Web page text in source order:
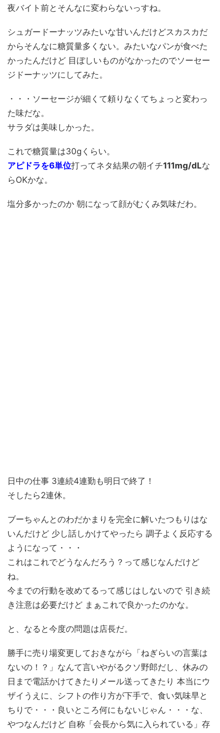
夜バイト前とそんなに変わらないっすね。
シュガードーナッツみたいな甘いんだけどスカスカだ
からそんなに糖質量多くない。みたいなパンが食べた
かったんだけど 目ぼしいものがなかったのでソーセー
ジドーナッツにしてみた。
・・・ソーセージが細くて頼りなくてちょっと変わっ
た味だな。
サラダは美味しかった。
これで糖質量は30gくらい。
アピドラを6単位打ってネタ結果の朝イチ111mg/dLな
らOKかな。
塩分多かったのか 朝になって顔がむくみ気味だわ。
日中の仕事 3連続4連勤も明日で終了！
そしたら2連休。
ブーちゃんとのわだかまりを完全に解いたつもりはな
いんだけど 少し話しかけてやったら 調子よく反応する
ようになって・・・
これはこれでどうなんだろう？って感じなんだけど
ね。
今までの行動を改めてるって感じはしないので 引き続
き注意は必要だけど まぁこれで良かったのかな。
と、なると今度の問題は店長だ。
勝手に売り場変更しておきながら「ねぎらいの言葉は
ないの！？」なんて言いやがるクソ野郎だし、休みの
日まで電話かけてきたりメール送ってきたり 本当にウ
ザイうえに、シフトの作り方が下手で、食い気味早と
ちりで・・・良いところ何にもないじゃん・・・な、
やつなんだけど 自称「会長から気に入られている」存